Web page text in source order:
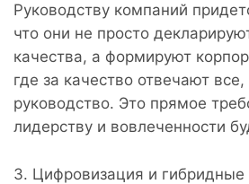
Руководству компаний
что они не просто
качества, а формируют
где за качество отвечают
руководство. Это прямое
лидерству и вовлеченности
3. Цифровизация и